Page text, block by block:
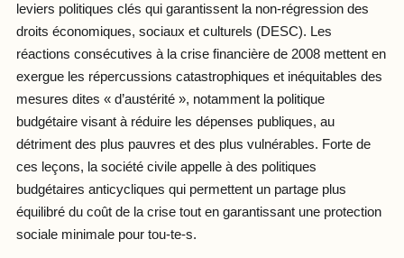
leviers politiques clés qui garantissent la non-régression des
droits économiques, sociaux et culturels (DESC). Les
réactions consécutives à la crise financière de 2008 mettent en
exergue les répercussions catastrophiques et inéquitables des
mesures dites « d’austérité », notamment la politique
budgétaire visant à réduire les dépenses publiques, au
détriment des plus pauvres et des plus vulnérables. Forte de
ces leçons, la société civile appelle à des politiques
budgétaires anticycliques qui permettent un partage plus
équilibré du coût de la crise tout en garantissant une protection
sociale minimale pour tou-te-s.